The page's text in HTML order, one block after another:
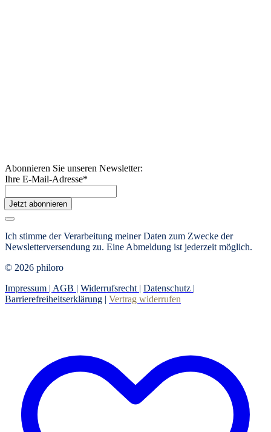
Abonnieren Sie unseren Newsletter:
Ihre E-Mail-Adresse*
Jetzt abonnieren
Ich stimme der Verarbeitung meiner Daten zum Zwecke der
Newsletterversendung zu. Eine Abmeldung ist jederzeit möglich.
© 2026 philoro
Impressum | AGB | Widerrufsrecht | Datenschutz |
Barrierefreiheitserklärung | Vertrag widerrufen